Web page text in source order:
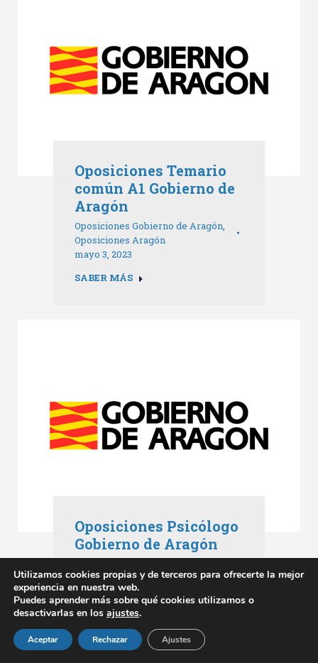
Oposiciones Temario
común A1 Gobierno de
Aragón
Oposiciones Gobierno de Aragón,
Oposiciones Aragón
mayo 3, 2023
SABER MÁS
Oposiciones Psicólogo
Gobierno de Aragón
Oposiciones Gobierno de Aragón
mayo 3, 2023
SABER MÁS
Utilizamos cookies propias y de terceros para ofrecerte la mejor
experiencia en nuestra web.
Puedes aprender más sobre qué cookies utilizamos o
desactivarlas en los ajustes.
Aceptar Rechazar Ajustes